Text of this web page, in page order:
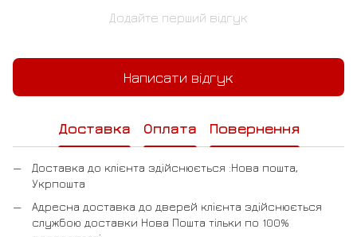
Додайте перший відгук
Написати відгук
Доставка Оплата Повернення
Доставка до клієнта здійснюється :Нова пошта,
Укрпошта
Адресна доставка до дверей клієнта здійснюється
службою доставки Нова Пошта тільки по 100%